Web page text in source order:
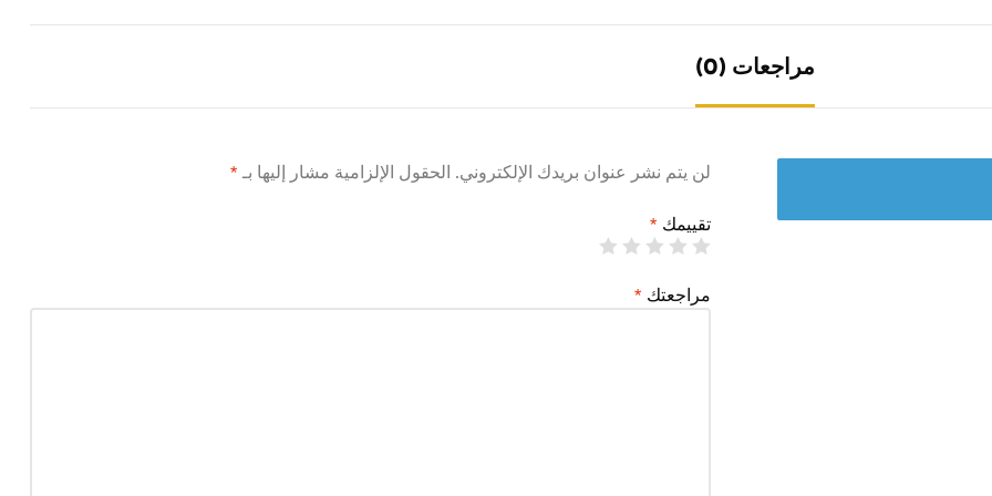
مراجعات (0)
لن يتم نشر عنوان بريدك الإلكتروني. الحقول الإلزامية مشار إليها بـ *
تقييمك *
مراجعتك *